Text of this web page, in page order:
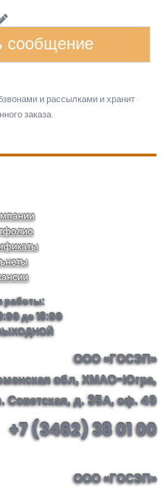
и рассылками и хранит
заказа.
работы:
до 18:00
ООО «ГОСЭП»
обл, ХМАО-Югра,
Советская, д. 35А, оф. 49
+7 (3462) 38 01 00
ООО «ГОСЭП»